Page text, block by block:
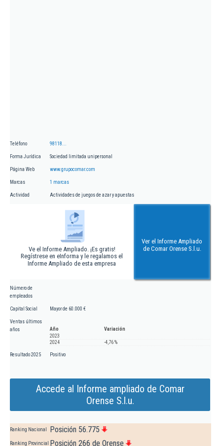
Teléfono 98118...
Forma Jurídica Sociedad limitada unipersonal
Página Web www.grupocomar.com
Marcas 1 marcas
Actividad Actividades de juegos de azar y apuestas
Ve el Informe Ampliado. ¡Es gratis!
Regístrese en eInforma y le regalamos el
Informe Ampliado de esta empresa
Ver el Informe Ampliado
de Comar Orense S.l.u.
Número de
empleados
Capital Social Mayor de 60.000 €
Ventas últimos
años
Año
Variación
2023
2024
-4,76 %
Resultado 2025 Positivo
Accede al Informe ampliado de Comar
Orense S.l.u.
Ranking Nacional Posición 56.775
Ranking Provincial Posición 266 de Orense